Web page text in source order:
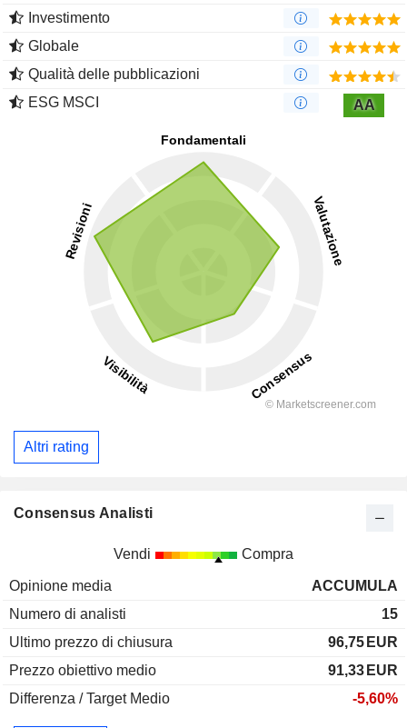
Investimento
Globale
Qualità delle pubblicazioni
ESG MSCI
AA
Altri rating
Consensus Analisti
Vendi Compra
Opinione media
ACCUMULA
Numero di analisti
15
Ultimo prezzo di chiusura
96,75 EUR
Prezzo obiettivo medio
91,33 EUR
Differenza / Target Medio
-5,60%